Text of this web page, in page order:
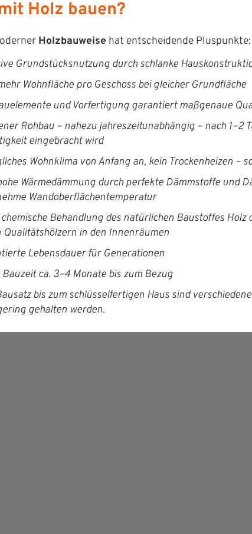
Holz bauen?
Holzbauweise hat entschei­dende Pluspunkte:
Grund­stück­snutzung durch schlanke
Wohn­fläche pro Geschoss bei gle­ich­er Grundfläche
und Vor­fer­ti­gung garantiert maß­ge­naue
Rohbau – nahezu jahreszeitun­ab­hängig – nach
einge­bracht wird
Wohn­kli­ma von Anfang an, kein Trock­en­heizen
Wärmedäm­mung durch per­fek­te Dämm­stoffe und
Wandoberflächentemperatur
Behand­lung des natür­lichen Baustoffes
Qual­ität­shölz­ern in den Innenräumen
Lebens­dauer für Generationen
ca. 3–4 Monate bis zum Bezug
bis zum schlüs­selfer­ti­gen Haus sind
gehal­ten werden.